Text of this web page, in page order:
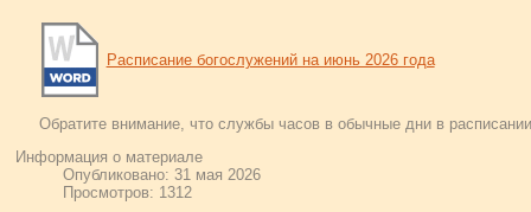
Расписание богослужений на июнь 2026 года
Обратите внимание, что службы часов в обычные дни в
Информация о материале
Опубликовано: 31 мая 2026
Просмотров: 1312